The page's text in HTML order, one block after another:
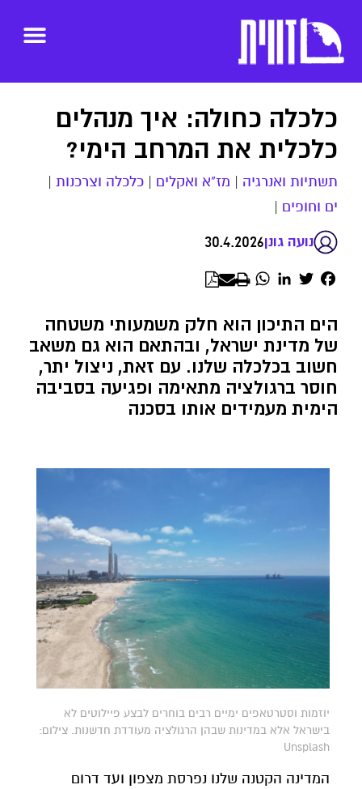
כלכלה כחולה: איך מנהלים
כלכלית את המרחב הימי?
תשתיות ואנרגיה | מז"א ואקלים | כלכלה וצרכנות |
ים וחופים |
נועה גונן30.4.2026
Facebook
Twitter
LinkedIn
WhatsApp
הים התיכון הוא חלק משמעותי משטחה
של מדינת ישראל, ובהתאם הוא גם משאב
חשוב בכלכלה שלנו. עם זאת, ניצול יתר,
חוסר ברגולציה מתאימה ופגיעה בסביבה
הימית מעמידים אותו בסכנה
יוזמות וסטרטאפים ימיים רבים בוחרים לבצע פיילוטים לא
בישראל אלא במדינות שבהן הרגולציה מעודדת חדשנות. צילום:
Unsplash
המדינה הקטנה שלנו נפרסת מצפון ועד דרום